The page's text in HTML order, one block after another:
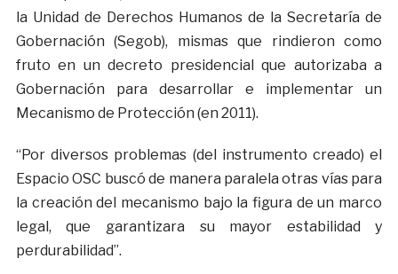
la Unidad de Derechos Humanos de la Secretaría de
Gobernación (Segob), mismas que rindieron como
fruto en un decreto presidencial que autorizaba a
Gobernación para desarrollar e implementar un
Mecanismo de Protección (en 2011).
“Por diversos problemas (del instrumento creado) el
Espacio OSC buscó de manera paralela otras vías para
la creación del mecanismo bajo la figura de un marco
legal, que garantizara su mayor estabilidad y
perdurabilidad”.